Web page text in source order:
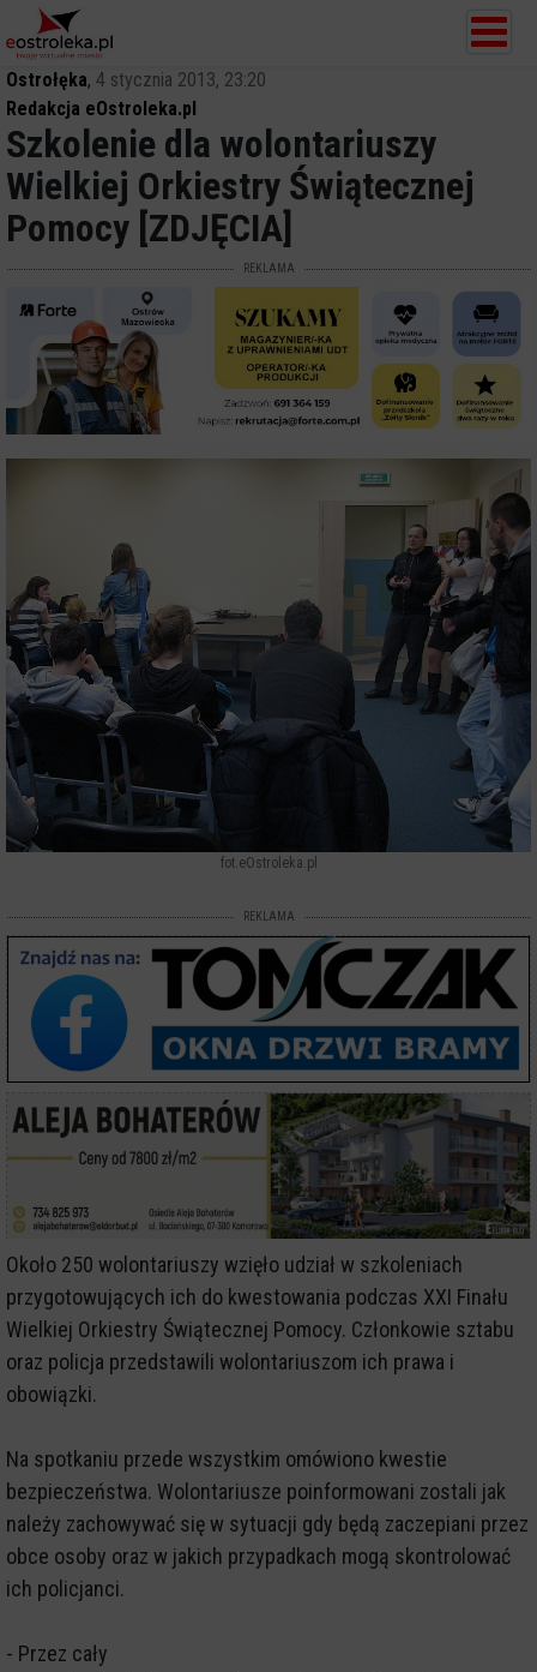
Ostrołęka, 4 stycznia 2013, 23:20
Redakcja eOstroleka.pl
Szkolenie dla wolontariuszy
Wielkiej Orkiestry Świątecznej
Pomocy [ZDJĘCIA]
REKLAMA
fot.eOstroleka.pl
REKLAMA
Około 250 wolontariuszy wzięło udział w szkoleniach
przygotowujących ich do kwestowania podczas XXI Finału
Wielkiej Orkiestry Świątecznej Pomocy. Członkowie sztabu
oraz policja przedstawili wolontariuszom ich prawa i
obowiązki.
Na spotkaniu przede wszystkim omówiono kwestie
bezpieczeństwa. Wolontariusze poinformowani zostali jak
należy zachowywać się w sytuacji gdy będą zaczepiani przez
obce osoby oraz w jakich przypadkach mogą skontrolować
ich policjanci.
- Przez cały